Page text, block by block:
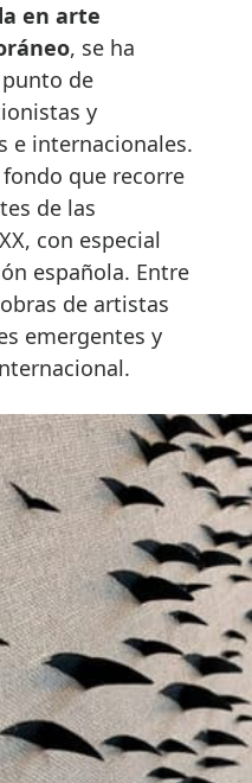
en arte
, se ha
de
y
e internacionales.
que recorre
de las
con especial
española. Entre
de artistas
emergentes y